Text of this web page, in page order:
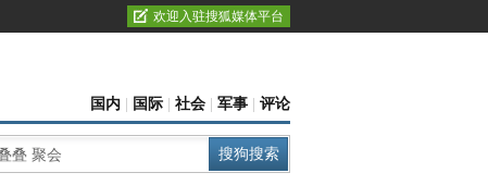
欢迎入驻搜狐媒体平台
国内 国际 社会 军事 评论